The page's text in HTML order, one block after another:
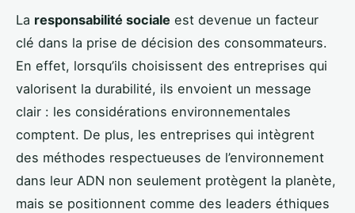
La responsabilité sociale est devenue un facteur
clé dans la prise de décision des consommateurs.
En effet, lorsqu’ils choisissent des entreprises qui
valorisent la durabilité, ils envoient un message
clair : les considérations environnementales
comptent. De plus, les entreprises qui intègrent
des méthodes respectueuses de l’environnement
dans leur ADN non seulement protègent la planète,
mais se positionnent comme des leaders éthiques